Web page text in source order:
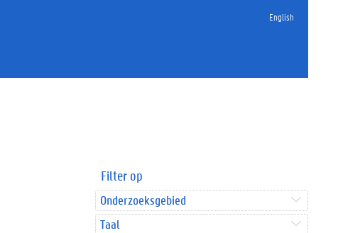
English
Filter op
Onderzoeksgebied
Taal